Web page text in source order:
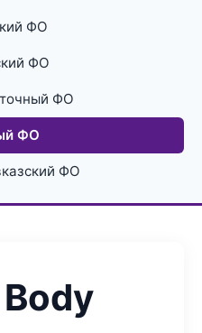
ФО
ФО
ФО
ФО
ФО